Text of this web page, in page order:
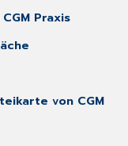
Praxis
von CGM